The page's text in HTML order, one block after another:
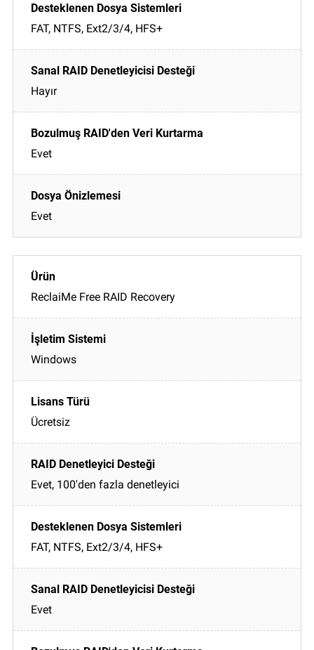
FAT, NTFS, Ext2/3/4, HFS+
Hayır
Evet
Evet
ReclaiMe Free RAID Recovery
Windows
Ücretsiz
Evet, 100'den fazla denetleyici
FAT, NTFS, Ext2/3/4, HFS+
Evet